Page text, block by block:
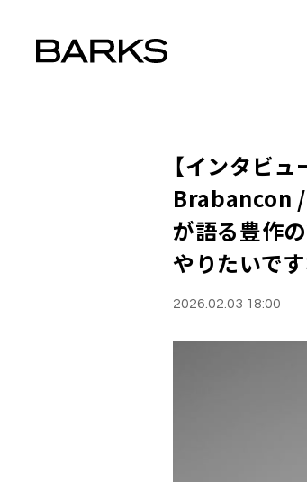
【インタビ
Brabancon
が語る豊作
やりたいです
2026.02.03 18:00